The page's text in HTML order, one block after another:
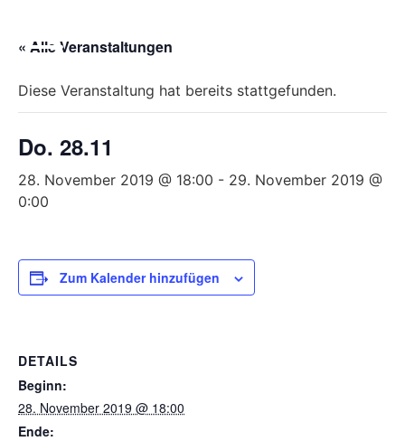
Sie,
diese
ein
verwendet.
« Alle Veranstaltungen
Diese Veranstaltung hat bereits stattgefunden.
Do. 28.11
28. November 2019 @ 18:00 - 29. November 2019 @
0:00
Zum Kalender hinzufügen
DETAILS
Beginn:
28. November 2019 @ 18:00
Ende: